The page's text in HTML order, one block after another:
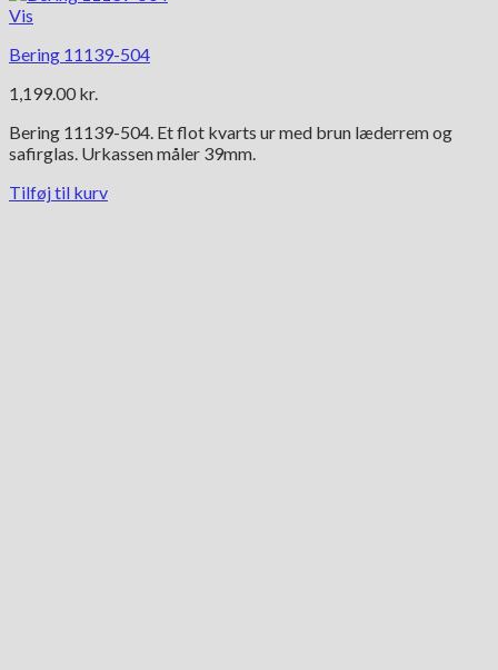
Vis
Bering 11139-504
1,199.00 kr.
Bering 11139-504. Et flot kvarts ur med brun læderrem og
safirglas. Urkassen måler 39mm.
Tilføj til kurv